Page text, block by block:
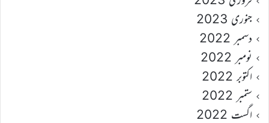
جنوری 2023
دسمبر 2022
نومبر 2022
اکتوبر 2022
ستمبر 2022
اگست 2022